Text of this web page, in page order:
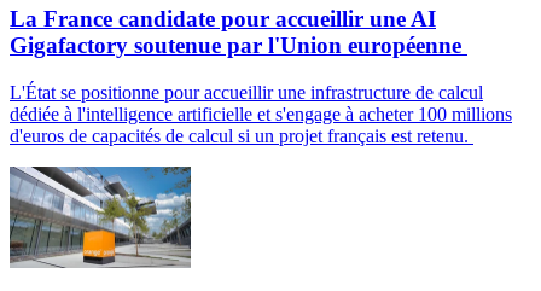
La France candidate pour accueillir une AI
Gigafactory soutenue par l'Union européenne
L'État se positionne pour accueillir une infrastructure de calcul
dédiée à l'intelligence artificielle et s'engage à acheter 100 millions
d'euros de capacités de calcul si un projet français est retenu.